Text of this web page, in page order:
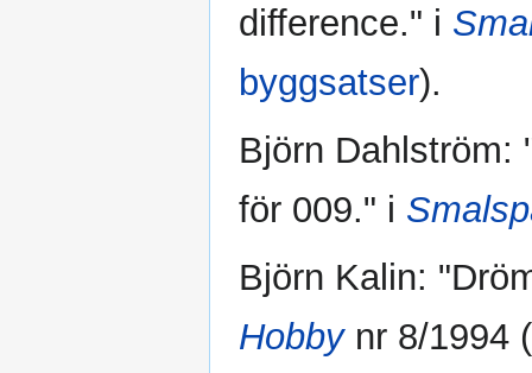
difference." i
byggsatser).
Björn Dahlström:
för 009." i
Björn Kalin:
Hobbynr 8/1994